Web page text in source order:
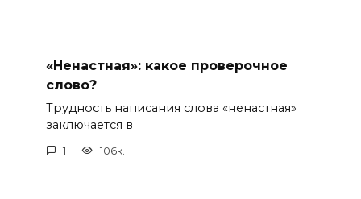
«Ненастная»: какое проверочное
слово?
Трудность написания слова «ненастная»
заключается в
1 106к.